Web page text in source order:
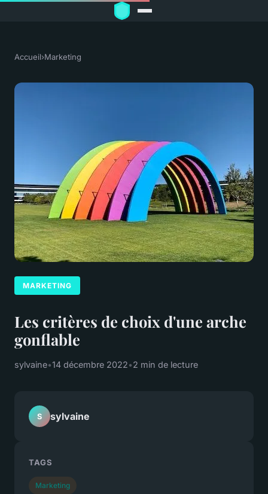
Accueil›Marketing
MARKETING
Les critères de choix d'une arche
gonflable
sylvaine•14 décembre 2022•2 min de lecture
S sylvaine
TAGS
Marketing